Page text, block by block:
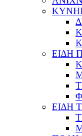
ΕΙΔΗ
ΕΙΔΗ